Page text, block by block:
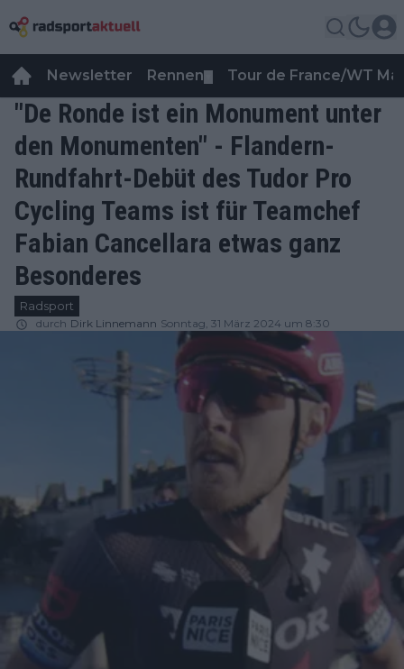
Newsletter Rennen Tour de France/WT
"De Ronde ist ein Monument unter
den Monumenten" - Flandern-
Rundfahrt-Debüt des Tudor Pro
Cycling Teams ist für Teamchef
Fabian Cancellara etwas ganz
Besonderes
Radsport
durch Dirk Linnemann Sonntag, 31 März 2024 um 8:30